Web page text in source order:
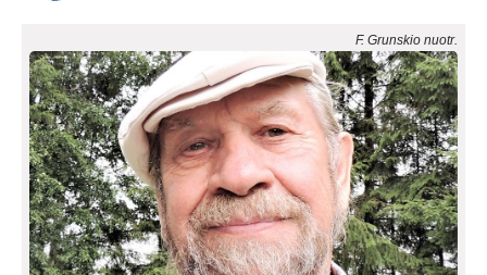
F. Grunskio nuotr.